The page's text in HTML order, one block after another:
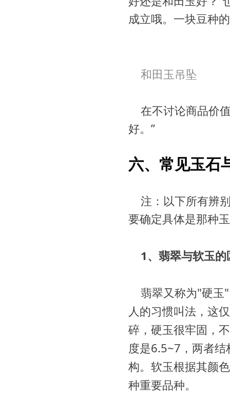
成立哦。一块豆种
和田玉吊坠
在不讨论商品价
好。”
六、常见玉石
注：以下所有辨
要确定具体是那种
1、翡翠与软玉的
翡翠又称为"硬玉
人的习惯叫法，这
碎，硬玉很牢固，
度是6.5~7，两者
构。软玉根据其颜
种重要品种。